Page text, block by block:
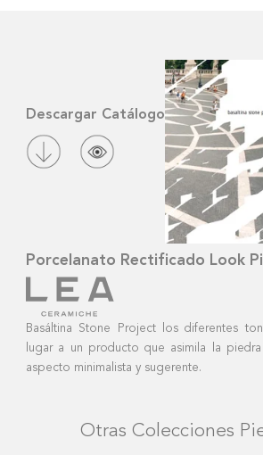
Descargar Catálogo
Porcelanato Rectificado Look
Basáltina Stone Project los diferentes
lugar a un producto que asimila la
aspecto minimalista y sugerente.
Otras Colecciones